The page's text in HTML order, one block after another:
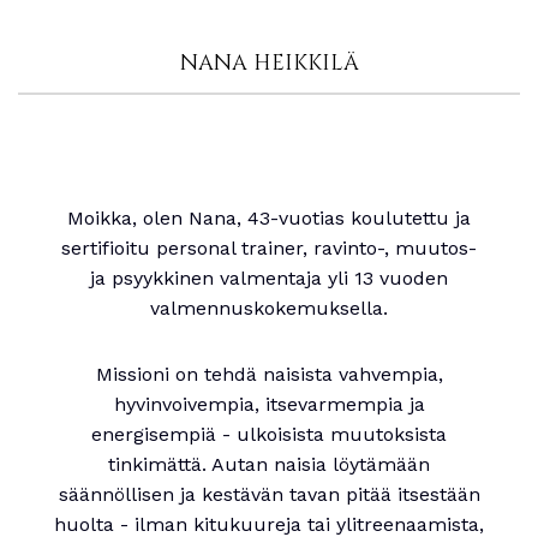
NANA HEIKKILÄ
Moikka, olen Nana, 43-vuotias koulutettu ja
sertifioitu personal trainer, ravinto-, muutos-
ja psyykkinen valmentaja yli 13 vuoden
valmennuskokemuksella.
Missioni on tehdä naisista vahvempia,
hyvinvoivempia, itsevarmempia ja
energisempiä - ulkoisista muutoksista
tinkimättä. Autan naisia löytämään
säännöllisen ja kestävän tavan pitää itsestään
huolta - ilman kitukuureja tai ylitreenaamista,